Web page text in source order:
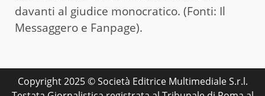
davanti al giudice monocratico. (Fonti: Il
Messaggero e Fanpage).
Copyright 2025 © Società Editrice Multimediale S.r.l.